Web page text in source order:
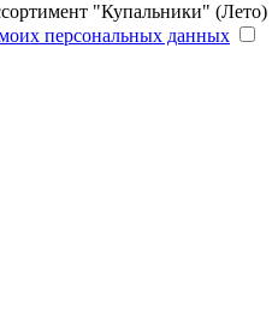
"Купальники" (Лето)
персональных данных